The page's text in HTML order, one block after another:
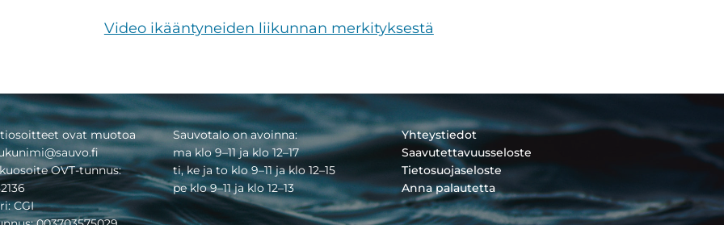
Video ikääntyneiden liikunnan merkityksestä
ovat muotoa
OVT-tunnus:
CGI
Sauvotalo on avoinna:
ma klo 9–11 ja klo 12–17
ti, ke ja to klo 9–11 ja klo 12–15
pe klo 9–11 ja klo 12–13
Yhteystiedot
Saavutettavuusseloste
Tietosuojaseloste
Anna palautetta